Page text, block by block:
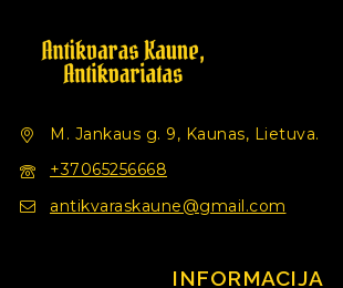
M. Jankaus g. 9, Kaunas, Lietuva.
+37065256668
antikvaraskaune@gmail.com
INFORMACIJA